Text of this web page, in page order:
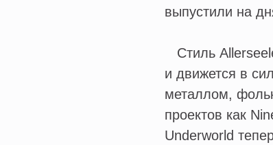
выпустили на
Стиль
и движется в
металлом,
проектов как
Underworld